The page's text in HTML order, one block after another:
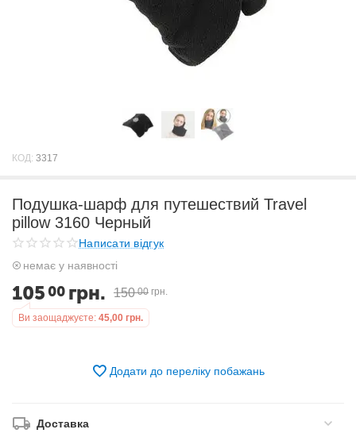
КОД: 3317
Подушка-шарф для путешествий Travel
pillow 3160 Черный
Написати відгук
немає у наявності
105 00 грн. 150 00 грн.
Ви заощаджуєте: 45,00 грн.
Додати до переліку побажань
Доставка